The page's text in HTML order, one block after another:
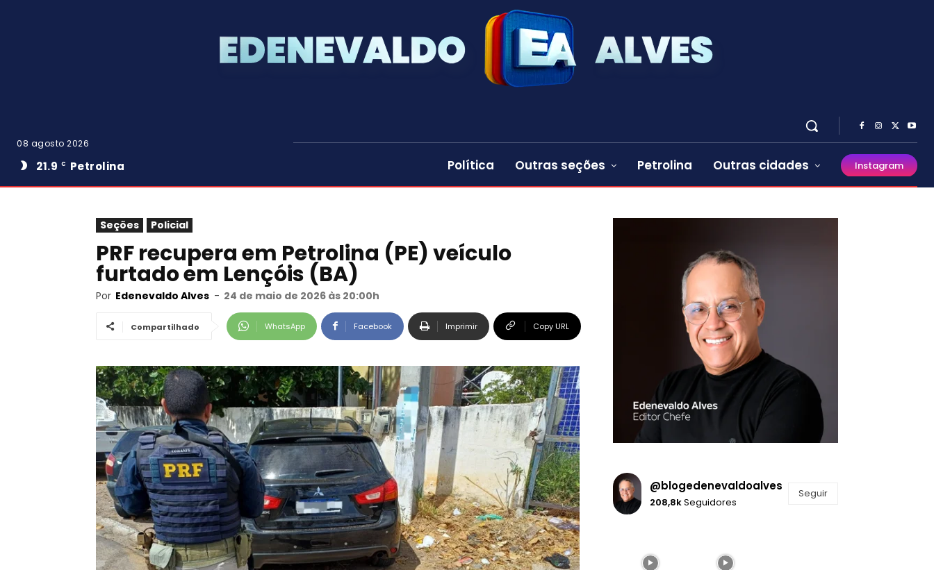
08 agosto 2026
21.9 C Petrolina Política Outras seções Petrolina Outras cidades Instagram
Seções Policial
PRF recupera em Petrolina (PE) veículo
furtado em Lençóis (BA)
Por Edenevaldo Alves - 24 de maio de 2026 às 20:00h
Compartilhado WhatsApp Facebook Imprimir Copy URL
@blogedenevaldoalves
208,8kSeguidores
Seguir